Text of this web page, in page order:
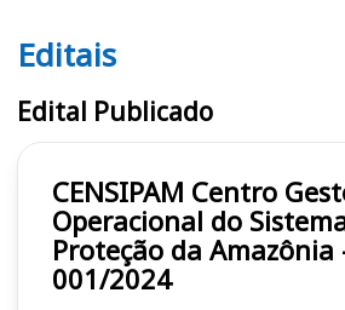
Editais CENSIPAM
Editais
Edital Publicado
CENSIPAM Centro Gestor e
Operacional do
Proteção da Amazônia
001/2024